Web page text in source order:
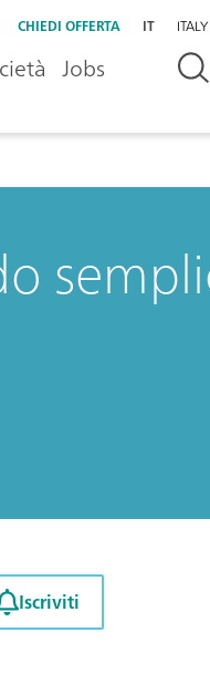
CHIEDI OFFERTA IT ITALY
Jobs
Iscriviti